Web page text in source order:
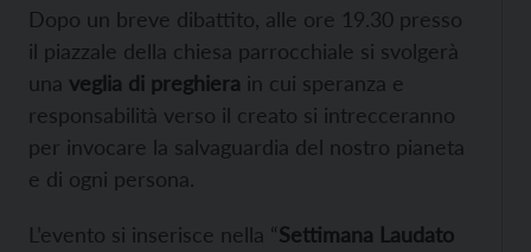
Dopo un breve dibattito, alle ore 19.30 presso
il piazzale della chiesa parrocchiale si svolgerà
una veglia di preghiera in cui speranza e
responsabilità verso il creato si intrecceranno
per invocare la salvaguardia del nostro pianeta
e di ogni persona.
L’evento si inserisce nella “Settimana Laudato